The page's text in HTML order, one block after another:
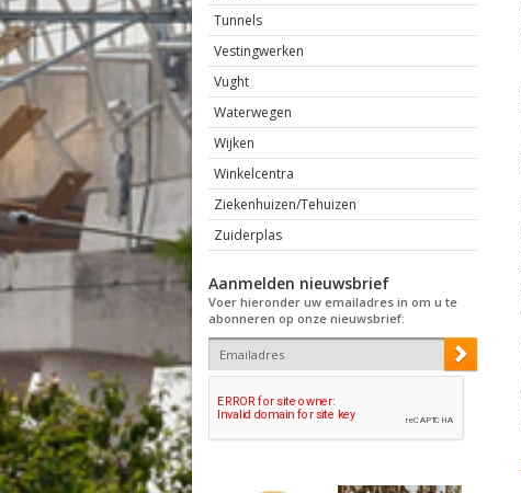
Tunnels
Vestingwerken
Vught
Waterwegen
Wijken
Winkelcentra
Ziekenhuizen/Tehuizen
Zuiderplas
Aanmelden nieuwsbrief
Voer hieronder uw emailadres in om u te
abonneren op onze nieuwsbrief: